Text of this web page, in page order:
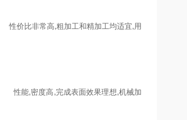
加工和精加工均适宜,用
成表面效果理想,机械加